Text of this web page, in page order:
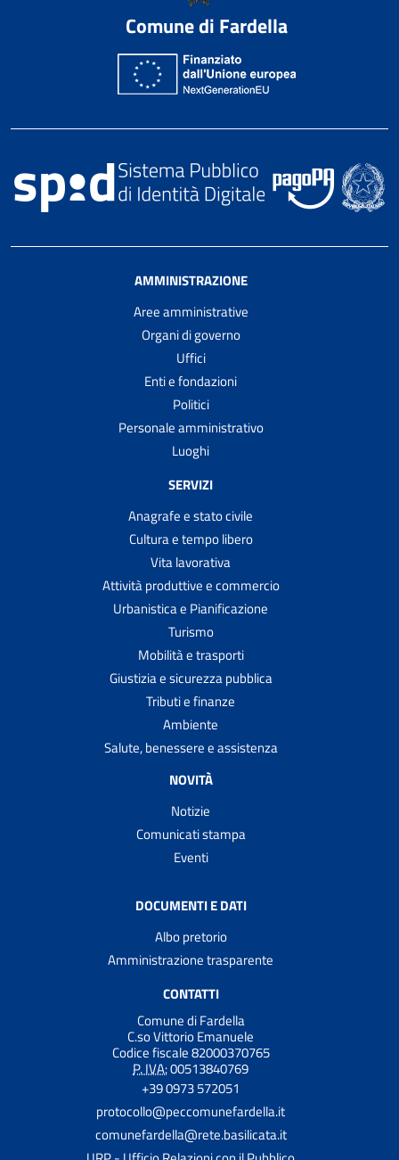
Comune di Fardella
AMMINISTRAZIONE
Aree amministrative
Organi di governo
Uffici
Enti e fondazioni
Politici
Personale amministrativo
Luoghi
SERVIZI
Anagrafe e stato civile
Cultura e tempo libero
Vita lavorativa
Attività produttive e commercio
Urbanistica e Pianificazione
Turismo
Mobilità e trasporti
Giustizia e sicurezza pubblica
Tributi e finanze
Ambiente
Salute, benessere e assistenza
NOVITÀ
Notizie
Comunicati stampa
Eventi
DOCUMENTI E DATI
Albo pretorio
Amministrazione trasparente
CONTATTI
Comune di Fardella
C.so Vittorio Emanuele
Codice fiscale 82000370765
P. IVA:00513840769
+39 0973 572051
protocollo@peccomunefardella.it
comunefardella@rete.basilicata.it